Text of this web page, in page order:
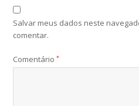
Salvar meus dados neste
comentar.
Comentário*